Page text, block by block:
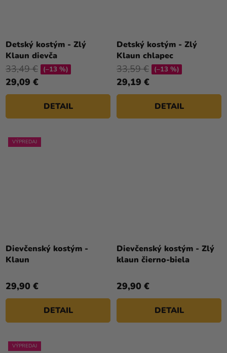
Detský kostým - Zlý
Klaun dievča
29,09 €
33,49 € (–13 %)
DETAIL
Detský kostým - Zlý
Klaun chlapec
29,19 €
33,59 € (–13 %)
DETAIL
VÝPREDAJ
Dievčenský kostým -
Klaun
29,90 €
DETAIL
Dievčenský kostým - Zlý
klaun čierno-biela
29,90 €
DETAIL
VÝPREDAJ